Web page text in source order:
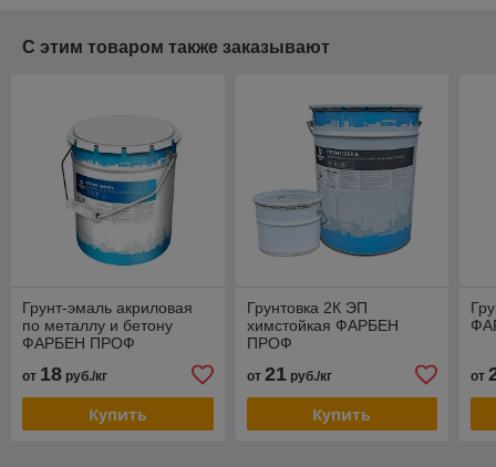
С этим товаром также заказывают
Грунт-эмаль акриловая
по металлу и бетону
ФАРБЕН ПРОФ
от 18 руб./кг
Купить
Грунтовка 2К ЭП
химстойкая ФАРБЕН
ПРОФ
от 21руб./кг
Купить
от